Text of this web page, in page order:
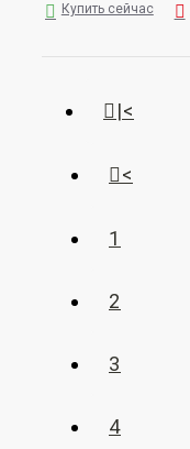
Купить сейчас
|<
<
1
2
3
4